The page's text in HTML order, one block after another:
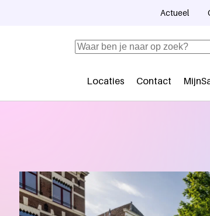
Secundaire
Locaties Contact
Actueel
Zoeken